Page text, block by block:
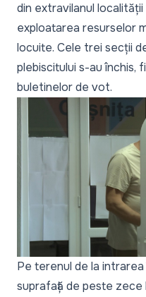
din extravilanul
exploatarea resurselor
locuite. Cele trei secții
plebiscitului s-au închis,
buletinelor de vot.
Pe terenul de la
suprafață de peste